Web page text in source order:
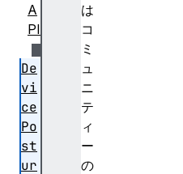
は
コ
ミ
ュ
ニ
テ
ィ
ー
の
A
PI
De
vi
ce
Po
st
ur